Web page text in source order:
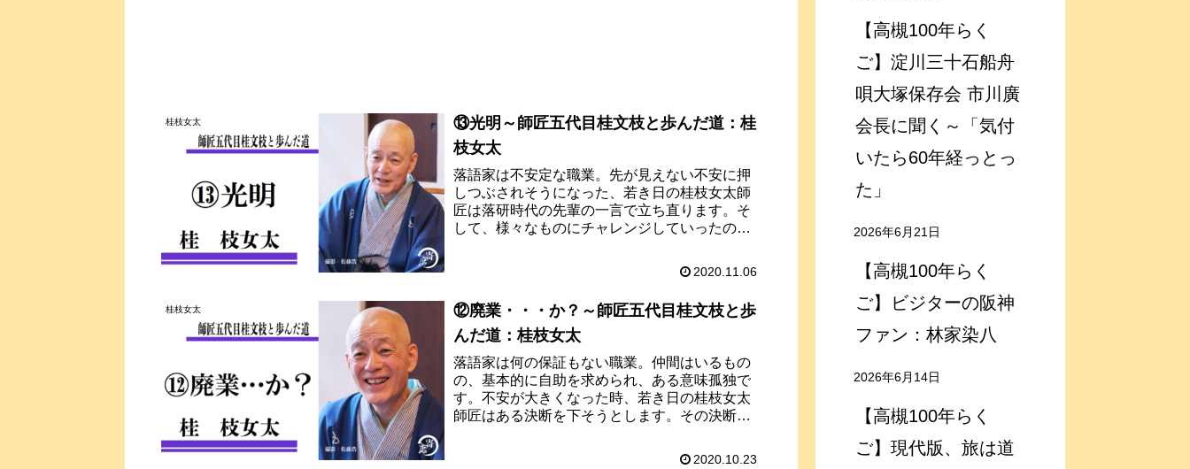
桂枝女太
⑬光明～師匠五代目桂文枝と歩んだ道：桂
枝女太
落語家は不安定な職業。先が見えない不安に押
しつぶされそうになった、若き日の桂枝女太師
匠は落研時代の先輩の一言で立ち直ります。そ
して、様々なものにチャレンジしていったのだ
2020.11.06
桂枝女太
⑫廃業・・・か？～師匠五代目桂文枝と歩
んだ道：桂枝女太
落語家は何の保証もない職業。仲間はいるもの
の、基本的に自助を求められ、ある意味孤独で
す。不安が大きくなった時、若き日の桂枝女太
師匠はある決断を下そうとします。その決断を
2020.10.23
【高槻100年らく
ご】淀川三十石船舟
唄大塚保存会 市川廣
会長に聞く～「気付
いたら60年経っとっ
た」
2026年6月21日
【高槻100年らく
ご】ビジターの阪神
ファン：林家染八
2026年6月14日
【高槻100年らく
ご】現代版、旅は道